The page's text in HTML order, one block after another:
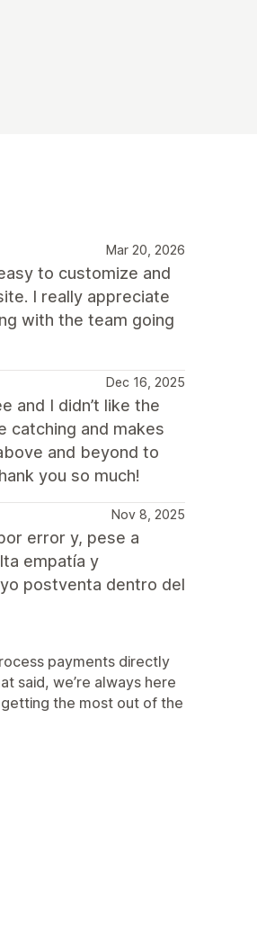
Mar 20, 2026
to customize and
I really appreciate
with the team going
Dec 16, 2025
and I didn’t like the
catching and makes
and beyond to
you so much!
Nov 8, 2025
error y, pese a
empatía y
postventa dentro del
payments directly
said, we’re always here
the most out of the